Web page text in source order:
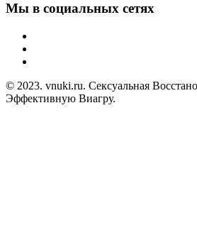
Мы в социальных сетях
© 2023. vnuki.ru. Сексуальная
Эффективную Виагру.